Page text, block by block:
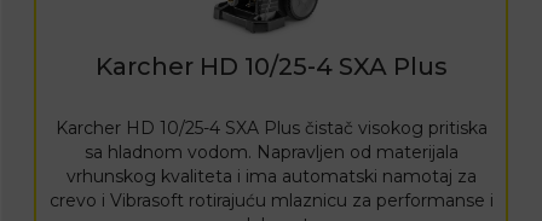
Karcher HD 10/25-4 SXA Plus
Karcher HD 10/25-4 SXA Plus čistač visokog pritiska
sa hladnom vodom. Napravljen od materijala
vrhunskog kvaliteta i ima automatski namotaj za
crevo i Vibrasoft rotirajuću mlaznicu za performanse i